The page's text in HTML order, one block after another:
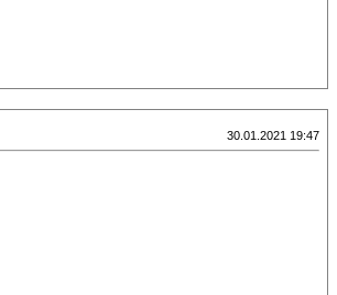
30.01.2021 19:47